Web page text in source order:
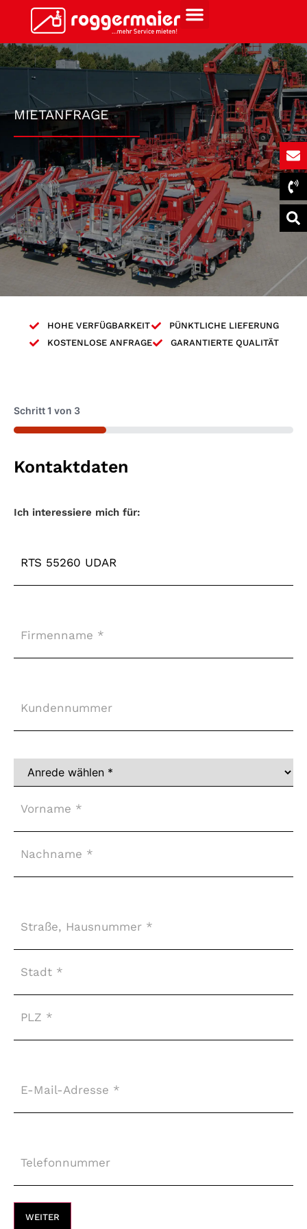
MIETANFRAGE
HOHE VERFÜGBARKEIT
PÜNKTLICHE LIEFERUNG
KOSTENLOSE ANFRAGE
GARANTIERTE QUALITÄT
Schritt1 von 3
33%
Kontaktdaten
Maschinentyp *
Ich interessiere mich für:
Vollständiger
Name*
Mail-
Adresse*
WEITER